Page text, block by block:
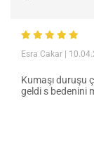
Esra Cakar |
Kumaşı duruşu
geldi s bedenini